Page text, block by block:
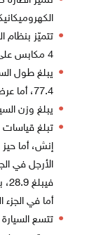
تتميّز بنظام
4 مكابس على شكل حرف S.
77.4، أما عرضها دون المرايا فيصل إلى 72.1 إنش.
يبلغ وزن السيارة
أما في الجزء
تتسع